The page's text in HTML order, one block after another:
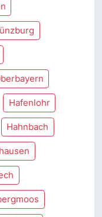
Hafenlohr
Hahnbach